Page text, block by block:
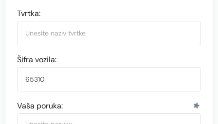
Tvrtka:
Šifra vozila:
Vaša poruka: